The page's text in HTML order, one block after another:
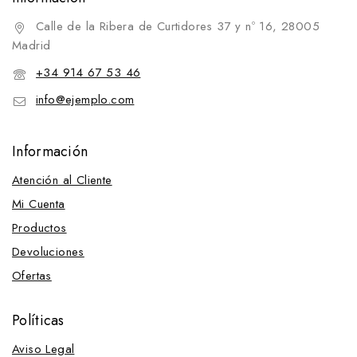
Effol & Effax
Productos Zaldi
Umbría
Unika
Zotal
Pulsómetros y Termómetros
Unika
Destacado Caballo
Destacados
Calle de la Ribera de Curtidores 37 y nº 16, 28005
Madrid
+34 914 67 53 46
info@ejemplo.com
Información
Atención al Cliente
Mi Cuenta
Productos
Devoluciones
Ofertas
Políticas
Aviso Legal